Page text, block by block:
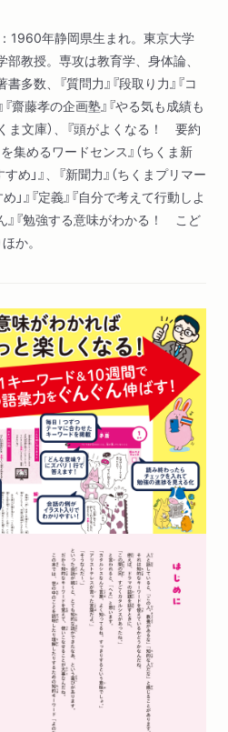
のは？
人の上に人を造らず、人の下に人
「生きるべきか、死ぬべきか、そ
〔応用編〕
「Ｅ＝ｍｃ２（Ｅイコールｍｃ
1960年静岡県生まれ。東京大学
教授。専攻は教育学、身体論、
多数、『質問力』『段取り力』『コ
齋藤孝の企画塾』『やる気も成績も
ま文庫）、『頭がよくなる！ 要約
を集めるワードセンス』（ちくま新
め」』、『新聞力』（ちくまプリマー
」』『定義』『自分で考えて行動しよ
『勉強する意味がわかる！ こど
か。